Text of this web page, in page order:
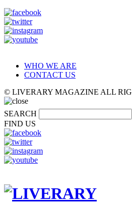
WHO WE ARE
CONTACT US
© LIVERARY MAGAZINE ALL
SEARCH
FIND US